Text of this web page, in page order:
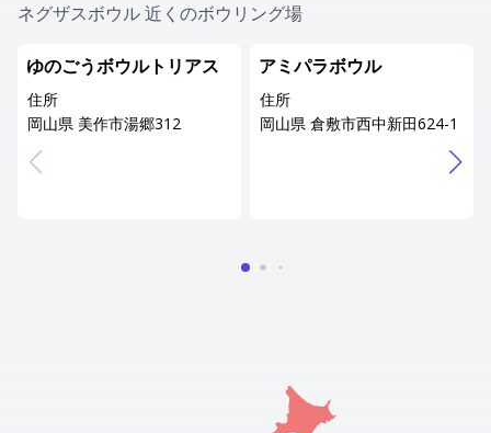
ネグザスボウル 近くのボウリング場
ゆのごうボウルトリアス
住所
岡山県 美作市湯郷312
アミパラボウル
住所
岡山県 倉敷市西中新田624-1